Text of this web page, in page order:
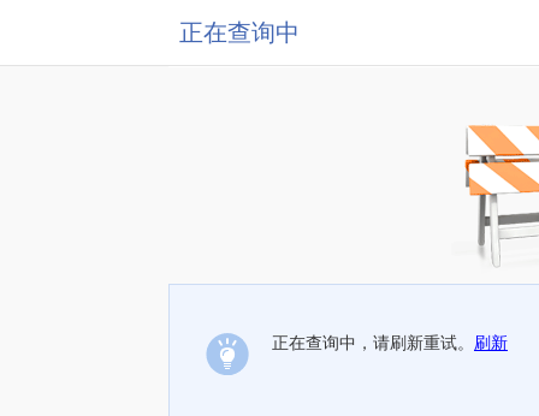
正在查询中
正在查询中，请刷新重试。 刷新